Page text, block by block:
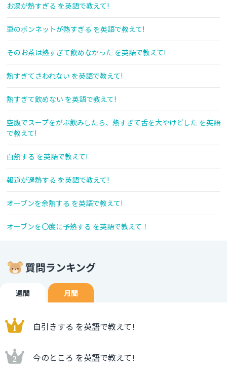
お湯が熱すぎる を英語で教えて!
車のボンネットが熱すぎる を英語で教えて!
そのお茶は熱すぎて飲めなかった を英語で教えて!
熱すぎてさわれない を英語で教えて!
熱すぎて飲めない を英語で教えて!
空腹でスープをがぶ飲みしたら、熱すぎて舌を大やけどした を英語
で教えて!
白熱する を英語で教えて!
報道が過熱する を英語で教えて!
オーブンを余熱する を英語で教えて!
オーブンを〇度に予熱する を英語で教えて！
質問ランキング
週間 月間
自引きする を英語で教えて!
今のところ を英語で教えて!